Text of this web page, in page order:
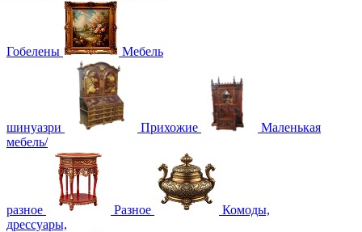
Гобелены Мебель
шинуазри Прихожие
Маленькая
мебель/
разное Разное
Комоды,
дрессуары,